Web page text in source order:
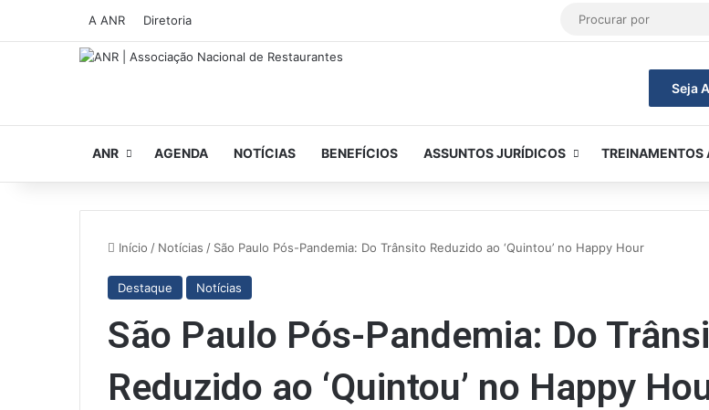
A ANR Diretoria
Seja
ANR AGENDA NOTÍCIAS BENEFÍCIOS ASSUNTOS JURÍDICOS TREINAMENTOS
Início / Notícias / São Paulo Pós-Pandemia: Do Trânsito Reduzido ao ‘Quintou’ no Happy Hour
Destaque Notícias
São Paulo Pós-Pandemia: Do
Reduzido ao ‘Quintou’ no Happy